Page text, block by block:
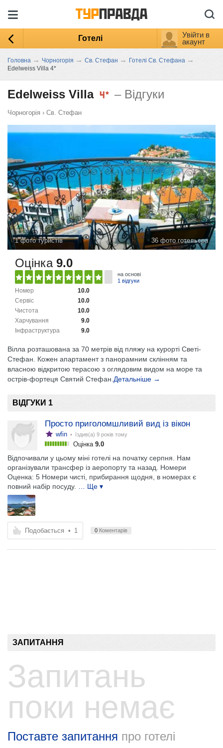
Готелі
Увійти в
акаунт
Головна → Чорногорія → Св. Стефан → Готелі Св. Стефана →
Edelweiss Villa 4*
Edelweiss Villa – Відгуки
Чорногорія › Св. Стефан
1 фото туристів 36 фото готельєра
Оцінка 9.0
на основі
1 відгуки
10.0
Номер
10.0
Сервіс
10.0
Чистота
9.0
Харчування
9.0
Інфраструктура
Вілла розташована за 70 метрів від пляжу на курорті Светі-
Стефан. Кожен апартамент з панорамним склінням та
власною відкритою терасою з оглядовим видом на море та
острів-фортеця Святий Стефан. Детальніше →
ВІДГУКИ 1
Просто приголомшливий вид із вікон
wfin • їздив(а) 9 років тому
Оцінка 9.0
Відпочивали у цьому міні готелі на початку серпня. Нам
організували трансфер із аеропорту та назад. Номери
Оценка: 5 Номери чисті, прибирання щодня, в номерах є
повний набір посуду.
… Ще ▾
Подобається • 1 0 Коментарів
ЗАПИТАННЯ
Запитань
поки немає
Поставте запитання про готелі